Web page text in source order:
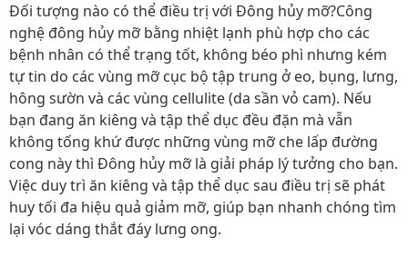
Đối tượng nào có thể điều trị với Đông hủy mỡ?Công
nghệ đông hủy mỡ bằng nhiệt lạnh phù hợp cho các
bệnh nhân có thể trạng tốt, không béo phì nhưng kém
tự tin do các vùng mỡ cục bộ tập trung ở eo, bụng, lưng,
hông sườn và các vùng cellulite (da sần vỏ cam). Nếu
bạn đang ăn kiêng và tập thể dục đều đặn mà vẫn
không tống khứ được những vùng mỡ che lấp đường
cong này thì Đông hủy mỡ là giải pháp lý tưởng cho bạn.
Việc duy trì ăn kiêng và tập thể dục sau điều trị sẽ phát
huy tối đa hiệu quả giảm mỡ, giúp bạn nhanh chóng tìm
lại vóc dáng thắt đáy lưng ong.